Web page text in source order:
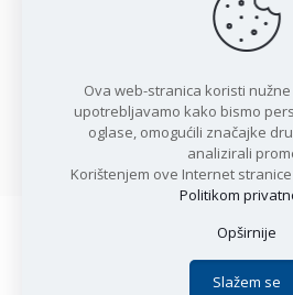
iznajmljivačima
Opširnije
Copyright © 2021 Općina Karlobag
Politika
Apoc IT
Ova web-stranica koristi nužne
upotrebljavamo kako bismo
oglase, omogućili značajke
analizirali
Korištenjem ove Internet
Politikom
Opširnije
Slažem se